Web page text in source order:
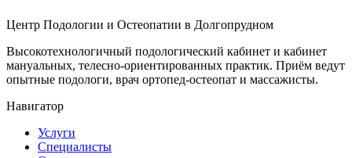
Центр Подологии и Остеопатии в Долгопрудном
Высокотехнологичный подологический кабинет и кабинет
мануальных, телесно-ориентированных практик. Приём ведут
опытные подологи, врач ортопед-остеопат и массажисты.
Навигатор
Услуги
Специалисты